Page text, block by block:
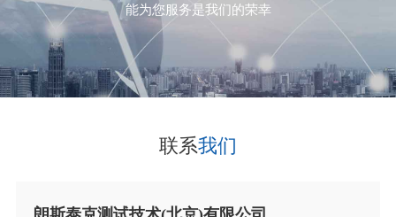
能为您服务是我们的荣幸
联系我们